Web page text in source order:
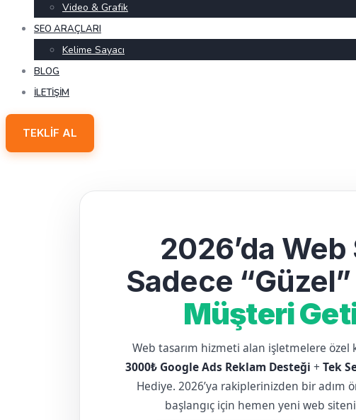
Video & Grafik
SEO ARAÇLARI
Kelime Sayacı
BLOG
İLETIŞIM
TEKLIF AL
2026’da
Sadece “Güzel”
Müşteri
Web tasarım hizmeti alan işletmelere özel
3000₺ Google Ads Reklam Desteği +Tek
Hediye. 2026’ya rakiplerinizden bir adım
başlangıç için hemen yeni web